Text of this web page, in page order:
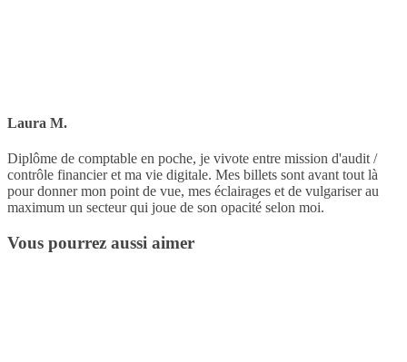
Laura M.
Diplôme de comptable en poche, je vivote entre mission d'audit /
contrôle financier et ma vie digitale. Mes billets sont avant tout là
pour donner mon point de vue, mes éclairages et de vulgariser au
maximum un secteur qui joue de son opacité selon moi.
Vous pourrez aussi aimer